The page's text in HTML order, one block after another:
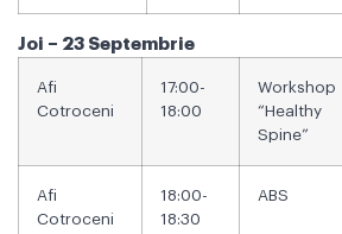
Joi – 23 Septembrie
Afi
Cotroceni
17:00-
18:00
Workshop
“Healthy
Spine”
Afi
Cotroceni
18:00-
18:30
ABS